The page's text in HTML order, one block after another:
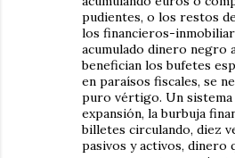
pudientes, o los restos
los financieros-
acumulado dinero negro
benefician los bufetes
en paraísos fiscales, se
puro vértigo. Un
expansión, la burbuja
billetes circulando, diez
pasivos y activos, dinero